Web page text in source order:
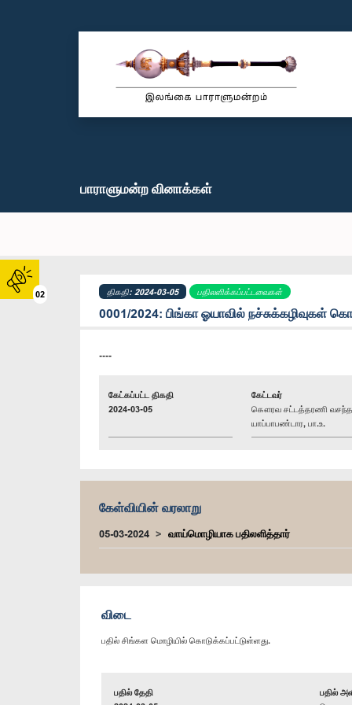
02
பாராளுமன்ற வினாக்கள்
திகதி: 2024-03-05 பதிலளிக்கப்பட்டவைகள்
0001/2024: ‍பிங்கா ஓயாவில் நச்சுக்கழிவுகள்
----
கேட்கப்பட்ட திகதி
2024-03-05
கேட்டவர்
கௌரவ சட்டத்தரணி வசந்த
யாப்பாபண்டார, பா.உ.
கேள்வியின் வரலாறு
05-03-2024 வாய்மொழியாக பதிலளித்தார்
விடை
பதில் சிங்கள மொழியில் கொடுக்கப்பட்டுள்ளது.
பதில் தேதி
பதில்